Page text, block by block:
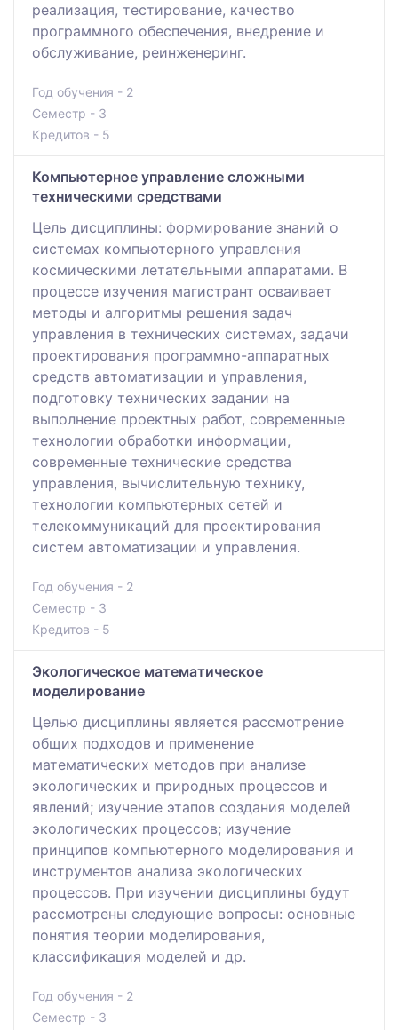
реализация, тестирование, качество
программного обеспечения, внедрение и
обслуживание, реинженеринг.
Год обучения - 2
Семестр - 3
Кредитов - 5
Компьютерное управление сложными
техническими средствами
Цель дисциплины: формирование знаний о
системах компьютерного управления
космическими летательными аппаратами. В
процессе изучения магистрант осваивает
методы и алгоритмы решения задач
управления в технических системах, задачи
проектирования программно-аппаратных
средств автоматизации и управления,
подготовку технических задании на
выполнение проектных работ, современные
технологии обработки информации,
современные технические средства
управления, вычислительную технику,
технологии компьютерных сетей и
телекоммуникаций для проектирования
систем автоматизации и управления.
Год обучения - 2
Семестр - 3
Кредитов - 5
Экологическое математическое
моделирование
Целью дисциплины является рассмотрение
общих подходов и применение
математических методов при анализе
экологических и природных процессов и
явлений; изучение этапов создания моделей
экологических процессов; изучение
принципов компьютерного моделирования и
инструментов анализа экологических
процессов. При изучении дисциплины будут
рассмотрены следующие вопросы: основные
понятия теории моделирования,
классификация моделей и др.
Год обучения - 2
Семестр - 3